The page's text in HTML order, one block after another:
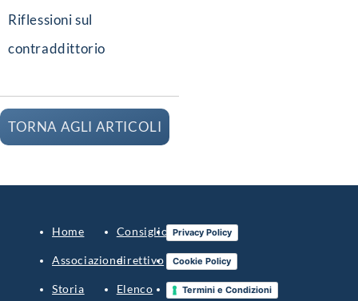
Riflessioni sul
contraddittorio
TORNA AGLI ARTICOLI
Home
Associazione
Storia
Consiglio
direttivo
Elenco
Blog
Contatti
Accedi
Privacy Policy
Cookie Policy
Termini e Condizioni